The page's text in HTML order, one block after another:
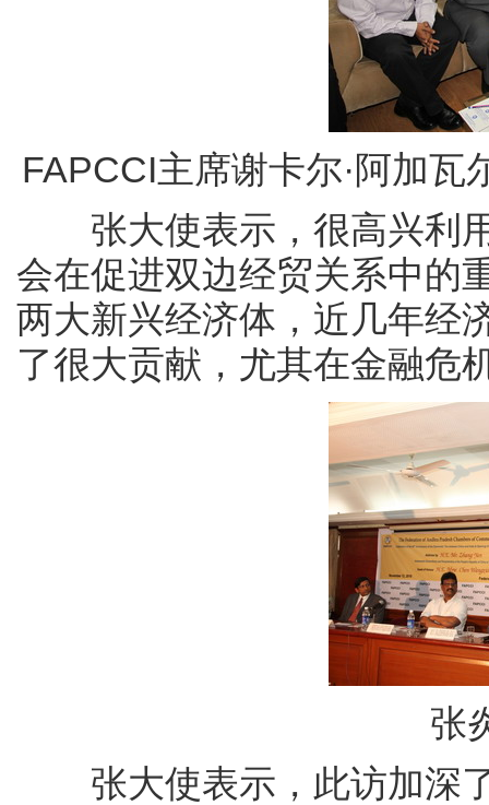
FAPCCI主席谢卡尔·阿加
张大使表示，很高兴利用
会在促进双边经贸关系中的
两大新兴经济体，近几年经
了很大贡献，尤其在金融危
张
张大使表示，此访加深了